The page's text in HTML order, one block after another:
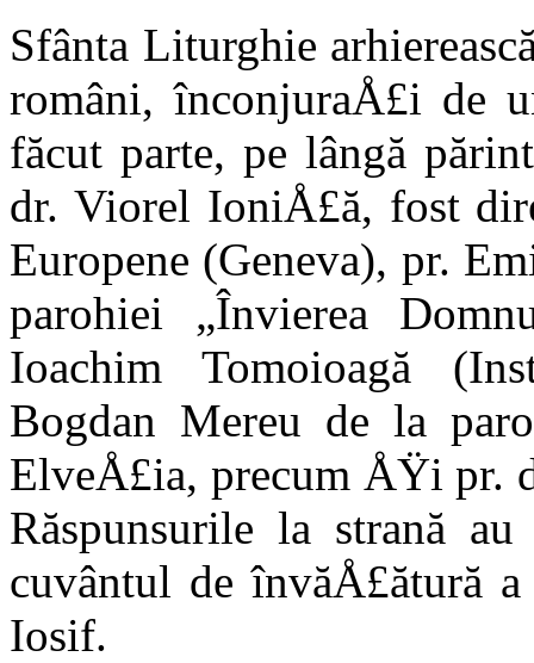
Sfânta Liturghie
români, înconjuraÅ£i de
făcut parte, pe lângă
dr. Viorel IoniÅ£ă, fost
Europene (Ge­neva), pr.
parohiei „Învierea
Ioachim Tomoioagă
Bogdan Mereu de la
ElveÅ£ia, precum ÅŸi pr.
Răs­punsurile la strană
cuvântul de învăÅ£ătură
Iosif.